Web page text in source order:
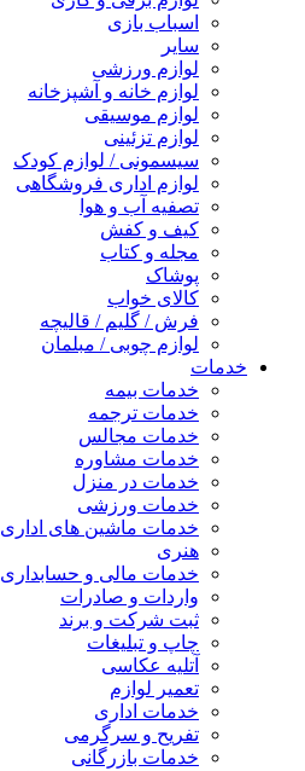
اسباب بازی
سایر
لوازم ورزشی
لوازم خانه و آشپزخانه
لوازم موسیقی
لوازم تزئینی
سیسمونی / لوازم کودک
لوازم اداری فروشگاهی
تصفیه آب و هوا
کیف و کفش
مجله و کتاب
پوشاک
کالای خواب
فرش / گلیم / قالیچه
لوازم چوبی / مبلمان
خدمات
خدمات بیمه
خدمات ترجمه
خدمات مجالس
خدمات مشاوره
خدمات در منزل
خدمات ورزشی
خدمات ماشین های اداری
هنری
خدمات مالی و حسابداری
واردات و صادرات
ثبت شرکت و برند
چاپ و تبلیغات
آتلیه عکاسی
تعمیر لوازم
خدمات اداری
تفریح و سرگرمی
خدمات بازرگانی